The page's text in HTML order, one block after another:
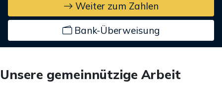
Weiter zum Zahlen
Bank-Überweisung
Unsere gemeinnützige Arbeit